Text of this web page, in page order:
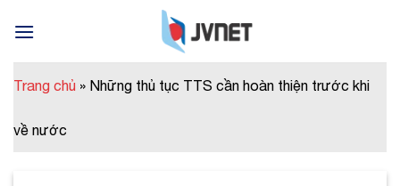
Trang chủ » Những thủ tục TTS cần hoàn thiện trước khi
về nước